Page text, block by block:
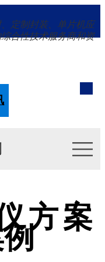
定制封装、单片机应
合性技术服务商和资
方案